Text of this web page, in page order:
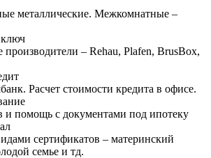
металлические. Межкомнатные –
ключ
производители – Rehau, Plafen, BrusBox,
Расчет стоимости кредита в офисе.
и помощь с документами под ипотеку
сертификатов – материнский
семье и тд.